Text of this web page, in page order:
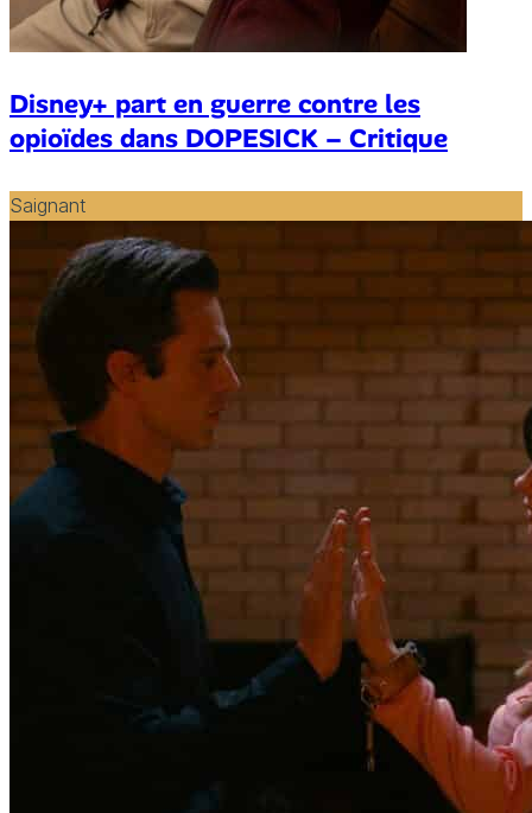
Disney+ part en guerre contre les
opioïdes dans DOPESICK – Critique
Saignant